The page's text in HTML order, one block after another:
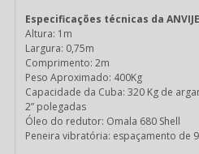
Especificações técnicas da
Altura: 1m
Largura: 0,75m
Comprimento: 2m
Peso Aproximado: 400Kg
Capacidade da Cuba: 320 Kg de
2” polegadas
Óleo do redutor: Omala 680 Shell
Peneira vibratória: espaçamento de